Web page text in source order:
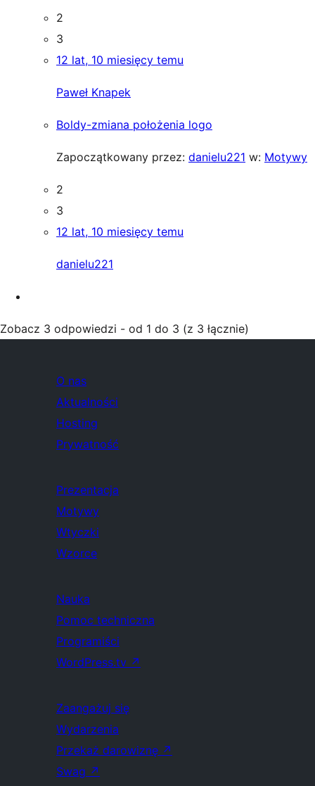
2
3
12 lat, 10 miesięcy temu
Paweł Knapek
Boldy-zmiana położenia logo
Zapoczątkowany przez: danielu221 w: Motywy
2
3
12 lat, 10 miesięcy temu
danielu221
Zobacz 3 odpowiedzi - od 1 do 3 (z 3 łącznie)
O nas
Aktualności
Hosting
Prywatność
Prezentacja
Motywy
Wtyczki
Wzorce
Nauka
Pomoc techniczna
Programiści
WordPress.tv ↗
Zaangażuj się
Wydarzenia
Przekaż darowiznę ↗
Swag ↗